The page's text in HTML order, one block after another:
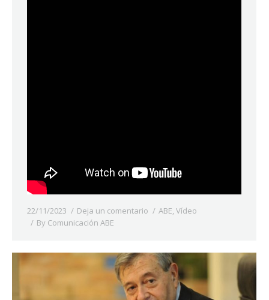
22/11/2023 Deja un comentario ABE, Vídeo
By Comunicación ABE